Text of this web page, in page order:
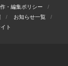
・編集ポリシー
お知らせ一覧
ト